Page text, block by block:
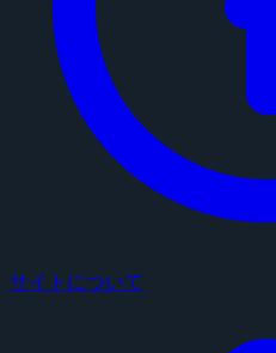
サイトについて